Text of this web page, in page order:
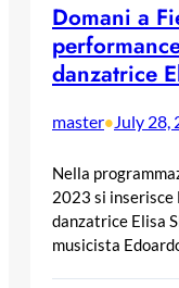
Domani a
danzatrice
master•July 28,
Nella
2023 si inserisce
danzatrice Elisa
musicista